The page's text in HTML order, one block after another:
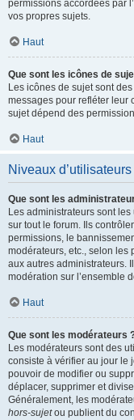
permissions accordées par
vos propres sujets.
Haut
Que sont les icônes de
Les icônes de sujet sont
messages pour refléter leur
sujet dépend des
Haut
Niveaux
Que sont les
Les administrateurs sont
sur tout le forum. Ils
permissions, le
modérateurs, etc., selon les
aux autres administrateurs.
modération sur l’ensemble
Haut
Que sont les modérateurs
Les modérateurs sont des
consiste à vérifier au jour le
pouvoir de modifier ou
déplacer, supprimer et
Généralement, les
hors-sujetou publient du